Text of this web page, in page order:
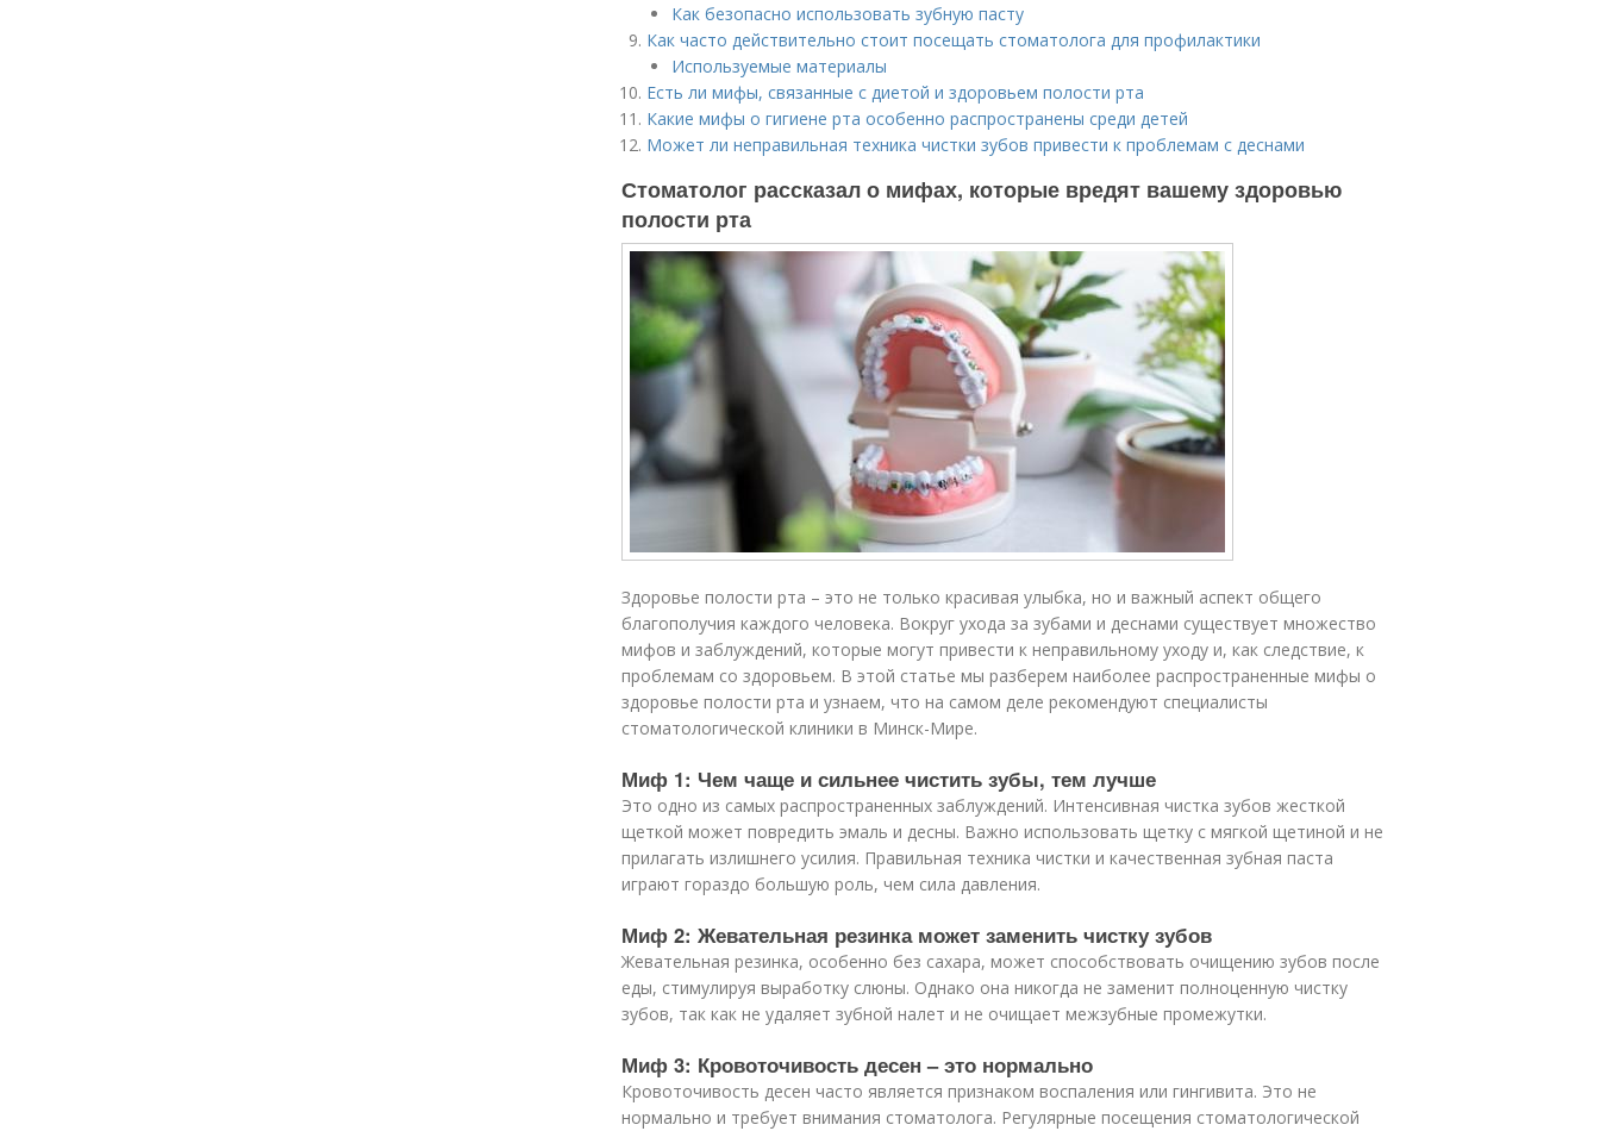
Как безопасно использовать зубную пасту
Как часто действительно стоит посещать стоматолога для профилактики
Используемые материалы
Есть ли мифы, связанные с диетой и здоровьем полости рта
Какие мифы о гигиене рта особенно распространены среди детей
Может ли неправильная техника чистки зубов привести к проблемам с деснами
Стоматолог рассказал о мифах, которые вредят вашему здоровью
полости рта
Здоровье полости рта – это не только красивая улыбка, но и важный аспект общего
благополучия каждого человека. Вокруг ухода за зубами и деснами существует множество
мифов и заблуждений, которые могут привести к неправильному уходу и, как следствие, к
проблемам со здоровьем. В этой статье мы разберем наиболее распространенные мифы о
здоровье полости рта и узнаем, что на самом деле рекомендуют специалисты
стоматологической клиники в Минск-Мире.
Миф 1: Чем чаще и сильнее чистить зубы, тем лучше
Это одно из самых распространенных заблуждений. Интенсивная чистка зубов жесткой
щеткой может повредить эмаль и десны. Важно использовать щетку с мягкой щетиной и не
прилагать излишнего усилия. Правильная техника чистки и качественная зубная паста
играют гораздо большую роль, чем сила давления.
Миф 2: Жевательная резинка может заменить чистку зубов
Жевательная резинка, особенно без сахара, может способствовать очищению зубов после
еды, стимулируя выработку слюны. Однако она никогда не заменит полноценную чистку
зубов, так как не удаляет зубной налет и не очищает межзубные промежутки.
Миф 3: Кровоточивость десен – это нормально
Кровоточивость десен часто является признаком воспаления или гингивита. Это не
нормально и требует внимания стоматолога. Регулярные посещения стоматологической